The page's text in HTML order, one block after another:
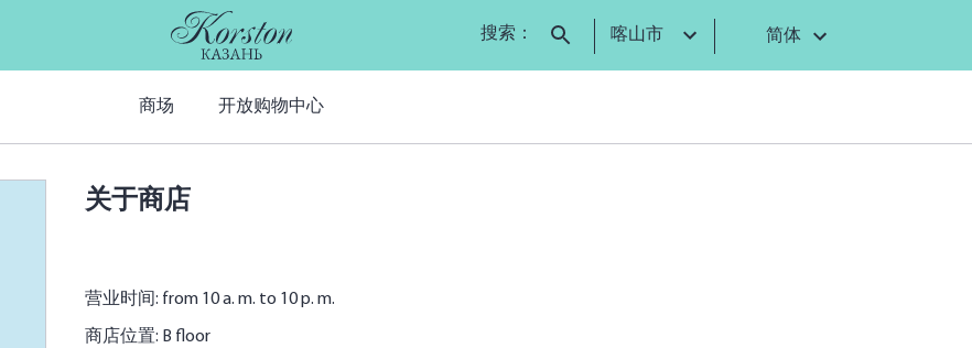
搜索： 喀山市 简体
商场 开放购物中心
关于商店
营业时间: from 10 a. m. to 10 p. m.
商店位置: B floor